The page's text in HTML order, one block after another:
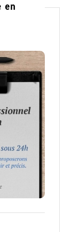
en